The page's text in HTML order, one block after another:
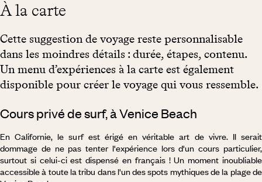
À la carte
Cette suggestion de voyage reste personnalisable
dans les moindres détails : durée, étapes, contenu.
Un menu d’expériences à la carte est également
disponible pour créer le voyage qui vous ressemble.
Cours privé de surf, à Venice Beach
En Californie, le surf est érigé en véritable art de vivre. Il serait
dommage de ne pas tenter l'expérience lors d'un cours particulier,
surtout si celui-ci est dispensé en français ! Un moment inoubliable
accessible à toute la tribu dans l'un des spots mythiques de la plage de